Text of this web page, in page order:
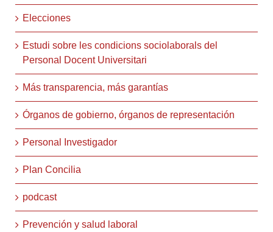
Elecciones
Estudi sobre les condicions sociolaborals del
Personal Docent Universitari
Más transparencia, más garantías
Órganos de gobierno, órganos de representación
Personal Investigador
Plan Concilia
podcast
Prevención y salud laboral